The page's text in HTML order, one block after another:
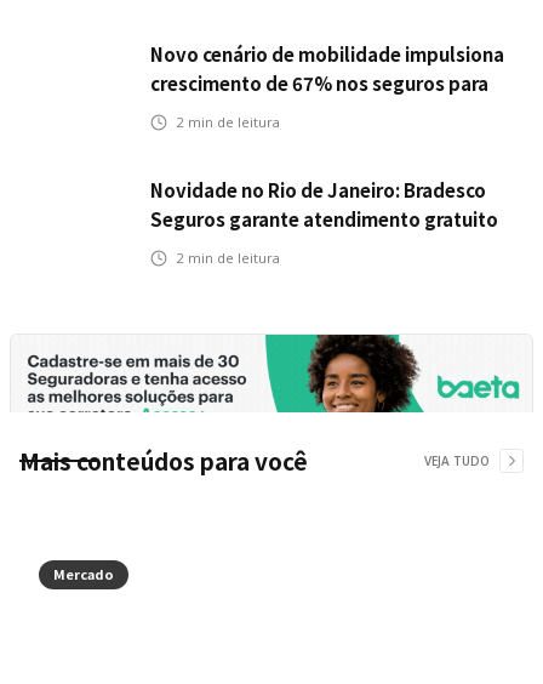
Novo cenário de mobilidade impulsiona
crescimento de 67% nos seguros para
veículos elétricos da Bradesco Seguros
2 min de leitura
Novidade no Rio de Janeiro: Bradesco
Seguros garante atendimento gratuito
na Ponte Rio-Niterói
2 min de leitura
Mais conteúdos para você VEJA TUDO
Mercado